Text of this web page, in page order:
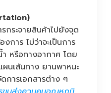
กระจายสินค้าไปยังจุด
การ ไม่ว่าจะเป็นการ
หรือทางอากาศ โดย
นเส้นทาง ยานพาหนะ
การเอกสารต่าง ๆ